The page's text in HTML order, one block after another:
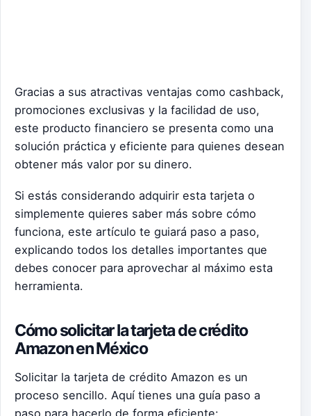
Gracias a sus atractivas ventajas como cashback,
promociones exclusivas y la facilidad de uso,
este producto financiero se presenta como una
solución práctica y eficiente para quienes desean
obtener más valor por su dinero.
Si estás considerando adquirir esta tarjeta o
simplemente quieres saber más sobre cómo
funciona, este artículo te guiará paso a paso,
explicando todos los detalles importantes que
debes conocer para aprovechar al máximo esta
herramienta.
Cómo solicitar la tarjeta de crédito
Amazon en México
Solicitar la tarjeta de crédito Amazon es un
proceso sencillo. Aquí tienes una guía paso a